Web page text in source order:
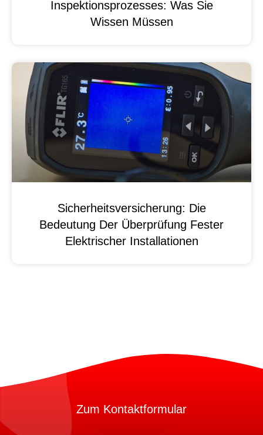
Inspektionsprozesses: Was Sie
Wissen Müssen
Sicherheitsversicherung: Die
Bedeutung Der Überprüfung Fester
Elektrischer Installationen
Zum Kontaktformular